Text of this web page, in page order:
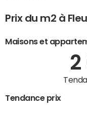
Prix du m2 à
Maisons et
2
Tendance prix